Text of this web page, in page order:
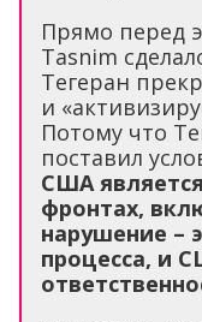
Прямо перед
Tasnim
Тегеран
и
Потому что
поставил
США
фронтах,
нарушение –
процесса, и